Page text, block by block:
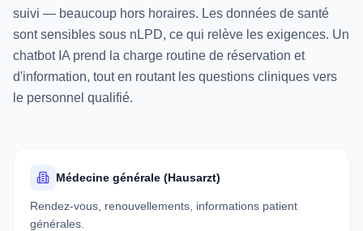
suivi — beaucoup hors horaires. Les données de santé
sont sensibles sous nLPD, ce qui relève les exigences. Un
chatbot IA prend la charge routine de réservation et
d'information, tout en routant les questions cliniques vers
le personnel qualifié.
Médecine générale (Hausarzt)
Rendez-vous, renouvellements, informations patient
générales.